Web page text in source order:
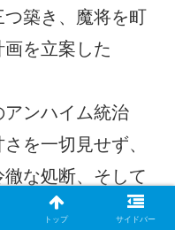
つ築き、魔将を町
を立案した
ンハイム統治
を一切見せず、
な処断、そして
組み合わせること
トップ サイドバー